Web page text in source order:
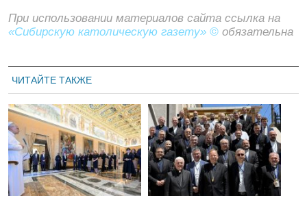
При использовании материалов сайта ссылка на
«Сибирскую католическую газету» © обязательна
ЧИТАЙТЕ ТАКЖЕ